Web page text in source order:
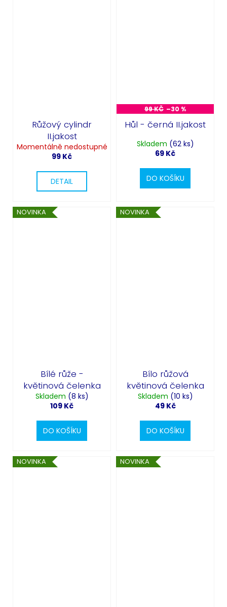
Růžový cylindr
II.jakost
Momentálně nedostupné
99 Kč
DETAIL
99 KČ –30 %
Hůl - černá II.jakost
Skladem (62 ks)
69 Kč
DO KOŠÍKU
NOVINKA
Bílé růže -
květinová čelenka
Skladem (8 ks)
109 Kč
DO KOŠÍKU
NOVINKA
Bílo růžová
květinová čelenka
Skladem (10 ks)
49 Kč
DO KOŠÍKU
NOVINKA NOVINKA